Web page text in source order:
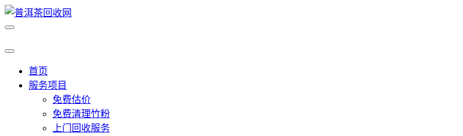
首页
服务项目
免费估价
免费清理竹粉
上门回收服务